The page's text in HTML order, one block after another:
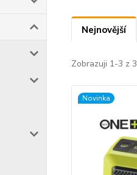
Nejnovější
Zobrazuji 1-3 z 3
Novinka